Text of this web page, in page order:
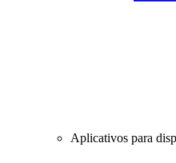
Aplicativos para